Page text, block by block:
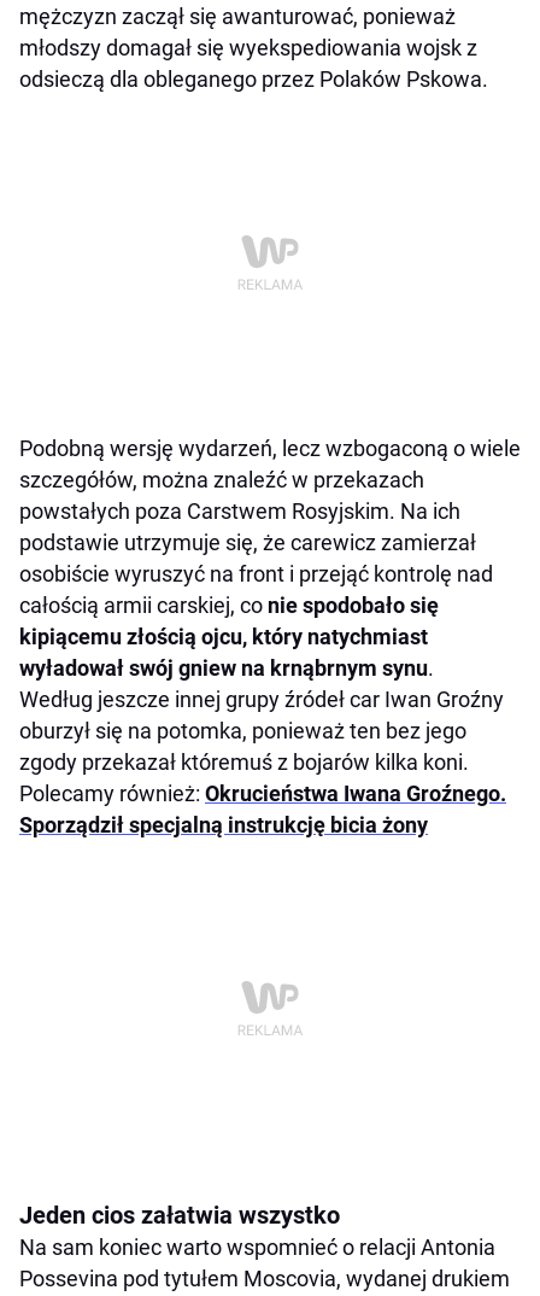
mężczyzn zaczął się awanturować, ponieważ
młodszy domagał się wyekspediowania wojsk z
odsieczą dla obleganego przez Polaków Pskowa.
Podobną wersję wydarzeń, lecz wzbogaconą o wiele
szczegółów, można znaleźć w przekazach
powstałych poza Carstwem Rosyjskim. Na ich
podstawie utrzymuje się, że carewicz zamierzał
osobiście wyruszyć na front i przejąć kontrolę nad
całością armii carskiej, co nie spodobało się
kipiącemu złością ojcu, który natychmiast
wyładował swój gniew na krnąbrnym synu.
Według jeszcze innej grupy źródeł car Iwan Groźny
oburzył się na potomka, ponieważ ten bez jego
zgody przekazał któremuś z bojarów kilka koni.
Polecamy również: Okrucieństwa Iwana Groźnego.
Sporządził specjalną instrukcję bicia żony
Jeden cios załatwia wszystko
Na sam koniec warto wspomnieć o relacji Antonia
Possevina pod tytułem Moscovia, wydanej drukiem